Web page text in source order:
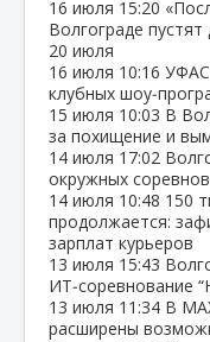
16 июля 15:20
Волгограде
20 июля
16 июля 10:16 УФАС
клубных
15 июля 10:03 В
за похищение и
14 июля 17:02
окружных
14 июля 10:48 150
продолжается:
зарплат курьеров
13 июля 15:43
ИТ‑соревнование
13 июля 11:34 В
расширены